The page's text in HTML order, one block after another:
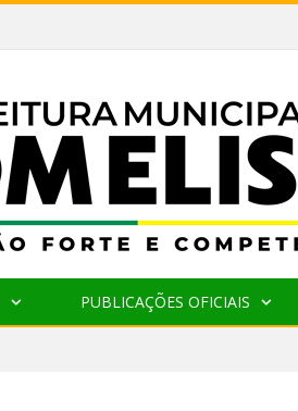
PUBLICAÇÕES OFICIAIS